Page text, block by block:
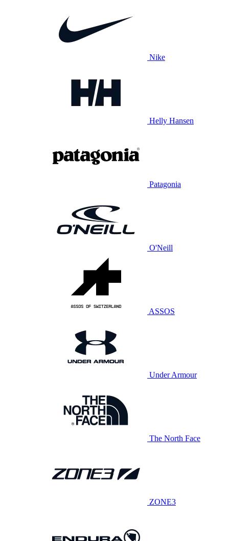
Nike
Helly Hansen
Patagonia
O'Neill
ASSOS
Under Armour
The North Face
ZONE3